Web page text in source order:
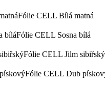
Fólie CELL Bílá matná
Fólie CELL Sosna bílá
Fólie CELL Jilm sibiřský
Fólie CELL Dub